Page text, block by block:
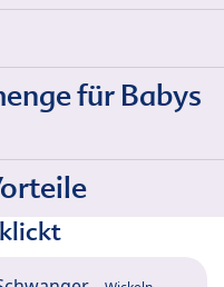
für Babys